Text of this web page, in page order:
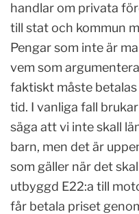
handlar om privata
till stat och kommun
Pengar som inte är
vem som
faktiskt måste
tid. I vanliga fall
säga att vi inte skall
barn, men det är
som gäller när det
utbyggd E22:a till
får betala priset